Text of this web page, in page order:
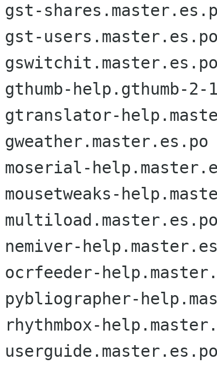
gst-
gst-
gthumb-help.gthumb-2-
gtranslator-
gweather.master.es.po
moserial-
mousetweaks-
nemiver-
ocrfeeder-
pybliographer-
rhythmbox-